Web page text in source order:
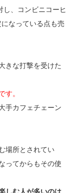
し、コンビニコーヒ
なっている点も売
きな打撃を受けた
す。
手カフェチェーン
場所とされてい
ってからもその使